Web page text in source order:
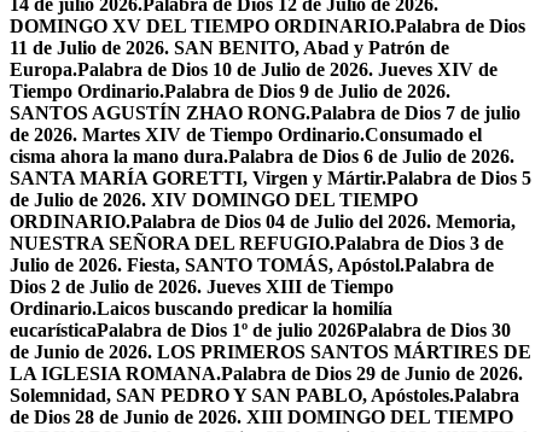
14 de julio 2026.Palabra de Dios 12 de Julio de 2026.
DOMINGO XV DEL TIEMPO ORDINARIO.Palabra de Dios
11 de Julio de 2026. SAN BENITO, Abad y Patrón de
Europa.Palabra de Dios 10 de Julio de 2026. Jueves XIV de
Tiempo Ordinario.Palabra de Dios 9 de Julio de 2026.
SANTOS AGUSTÍN ZHAO RONG.Palabra de Dios 7 de julio
de 2026. Martes XIV de Tiempo Ordinario.Consumado el
cisma ahora la mano dura.Palabra de Dios 6 de Julio de 2026.
SANTA MARÍA GORETTI, Virgen y Mártir.Palabra de Dios 5
de Julio de 2026. XIV DOMINGO DEL TIEMPO
ORDINARIO.Palabra de Dios 04 de Julio del 2026. Memoria,
NUESTRA SEÑORA DEL REFUGIO.Palabra de Dios 3 de
Julio de 2026. Fiesta, SANTO TOMÁS, Apóstol.Palabra de
Dios 2 de Julio de 2026. Jueves XIII de Tiempo
Ordinario.Laicos buscando predicar la homilía
eucarísticaPalabra de Dios 1º de julio 2026Palabra de Dios 30
de Junio de 2026. LOS PRIMEROS SANTOS MÁRTIRES DE
LA IGLESIA ROMANA.Palabra de Dios 29 de Junio de 2026.
Solemnidad, SAN PEDRO Y SAN PABLO, Apóstoles.Palabra
de Dios 28 de Junio de 2026. XIII DOMINGO DEL TIEMPO